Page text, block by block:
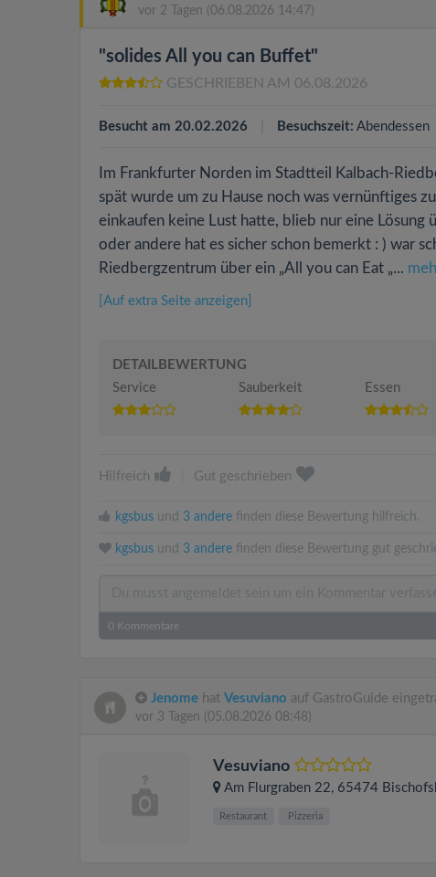
vor 2 Tagen (06.08.2026 14:47)
"solides All you can Buffet"
GESCHRIEBEN AM 06.08.2026
Besucht am 20.02.2026 Besuchszeit: Abendessen
Im Frankfurter Norden im Stadtteil Kalbach-
spät wurde um zu Hause noch was vernünftiges
einkaufen keine Lust hatte, blieb nur eine Lösung
oder andere hat es sicher schon bemerkt : ) war
Riedbergzentrum über ein „All you can Eat „...
[Auf extra Seite anzeigen]
DETAILBEWERTUNG
Service
Sauberkeit Essen
Hilfreich Gut geschrieben
kgsbus und 3 andere finden diese Bewertung hilfreich.
kgsbus und 3 andere finden diese Bewertung gut
0 Kommentare
Jenome hat Vesuviano auf GastroGuide
vor 3 Tagen (05.08.2026 08:48)
Vesuviano
Am Flurgraben 22, 65474
Restaurant Pizzeria